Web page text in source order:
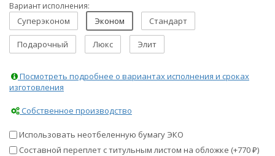
Вариант исполнения:
Суперэконом Эконом Стандарт
Подарочный Люкс Элит
Посмотреть подробнее о вариантах исполнения и сроках
изготовления
Собственное производство
Использовать неотбеленную бумагу ЭКО
Составной переплет с титульным листом на обложке (+770 ₽)